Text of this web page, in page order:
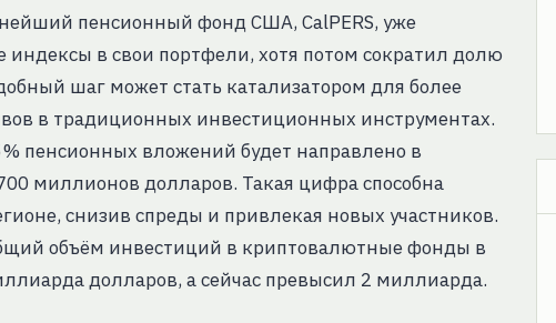
пенсионный фонд США, CalPERS, уже
в свои портфели, хотя потом сократил долю
шаг может стать катализатором для более
в традиционных инвестиционных инструментах.
пенсионных вложений будет направлено в
миллионов долларов. Такая цифра способна
снизив спреды и привлекая новых участников.
объём инвестиций в криптовалютные фонды в
долларов, а сейчас превысил 2 миллиарда.